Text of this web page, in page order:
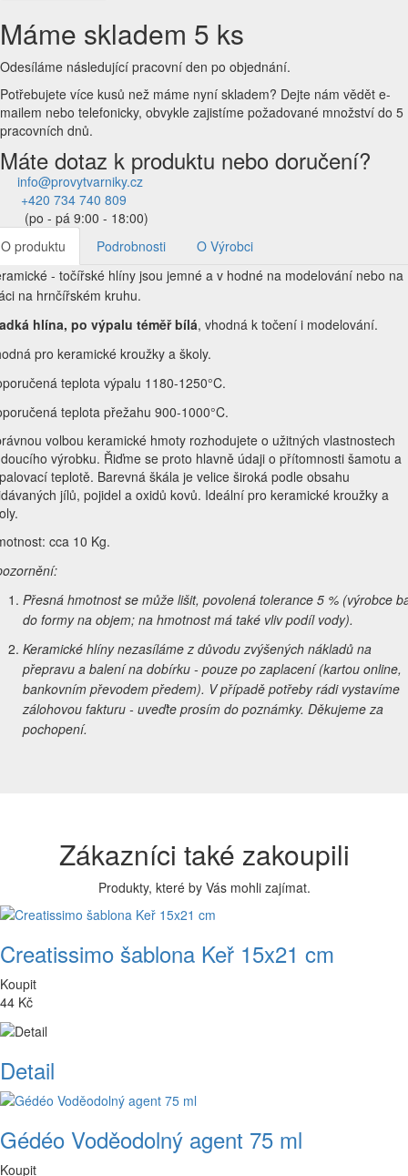
Máme skladem 5 ks
Odesíláme následující pracovní den po objednání.
Potřebujete více kusů než máme nyní skladem? Dejte nám vědět e-
mailem nebo telefonicky, obvykle zajistíme požadované množství do 5
pracovních dnů.
Máte dotaz k produktu nebo doručení?
info@provytvarniky.cz
+420 734 740 809
(po - pá 9:00 - 18:00)
O produktu
Podrobnosti
O Výrobci
- točířské hlíny jsou jemné a v hodné na modelování nebo na
na hrnčířském kruhu.
hlína, po výpalu téměř bílá, vhodná k točení i modelování.
pro keramické kroužky a školy.
teplota výpalu 1180-1250°C.
teplota přežahu 900-1000°C.
volbou keramické hmoty rozhodujete o užitných vlastnostech
výrobku. Řiďme se proto hlavně údaji o přítomnosti šamotu a
teplotě. Barevná škála je velice široká podle obsahu
jílů, pojidel a oxidů kovů. Ideální pro keramické kroužky a
cca 10 Kg.
Přesná hmotnost se může lišit, povolená tolerance 5 % (výrobce
do formy na objem; na hmotnost má také vliv podíl vody).
Keramické hlíny nezasíláme z důvodu zvýšených nákladů na
přepravu a balení na dobírku - pouze po zaplacení (kartou online,
bankovním převodem předem). V případě potřeby rádi vystavíme
zálohovou fakturu - uveďte prosím do poznámky. Děkujeme za
pochopení.
Zákazníci také zakoupili
Produkty, které by Vás mohli zajímat.
Creatissimo šablona Keř 15x21 cm
Koupit
44 Kč
Detail
Gédéo Voděodolný agent 75 ml
Koupit